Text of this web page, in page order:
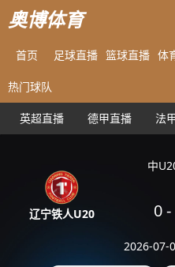
奥博体育
首页 足球直播 篮球直播 体
热门球队
英超直播 德甲直播 法
辽宁铁人U20
中
0-
2026-07-